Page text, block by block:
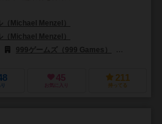
（Michael Menzel）
（Michael Menzel）
999ゲームズ（999 Games）
45
お気に入り
211
持ってる